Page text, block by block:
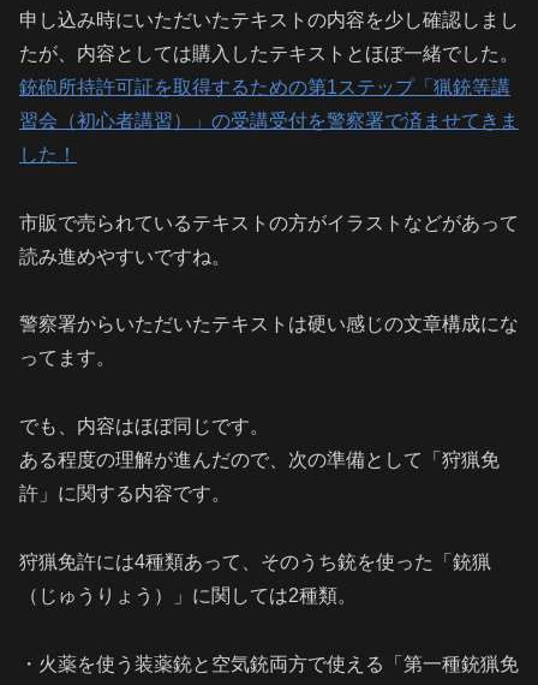
申し込み時にいただいたテキストの内容を少し確認しまし
たが、内容としては購入したテキストとほぼ一緒でした。
銃砲所持許可証を取得するための第1ステップ「猟銃等講
習会（初心者講習）」の受講受付を警察署で済ませてきま
した！
市販で売られているテキストの方がイラストなどがあって
読み進めやすいですね。
警察署からいただいたテキストは硬い感じの文章構成にな
ってます。
でも、内容はほぼ同じです。
ある程度の理解が進んだので、次の準備として「狩猟免
許」に関する内容です。
狩猟免許には4種類あって、そのうち銃を使った「銃猟
（じゅうりょう）」に関しては2種類。
・火薬を使う装薬銃と空気銃両方で使える「第一種銃猟免